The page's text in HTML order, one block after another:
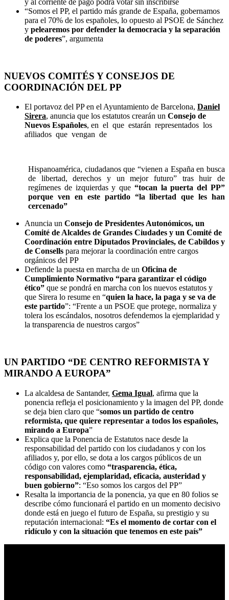
y al corriente de pago podrá votar sin inscribirse
“Somos el PP, el partido más grande de España, gobernamos
para el 70% de los españoles, lo opuesto al PSOE de Sánchez
y pelearemos por defender la democracia y la separación
de poderes”, argumenta
NUEVOS COMITÉS Y CONSEJOS DE
COORDINACIÓN DEL PP
El portavoz del PP en el Ayuntamiento de Barcelona, Daniel
Sirera, anuncia que los estatutos crearán un Consejo de
Nuevos Españoles, en el que estarán representados los
afiliados que vengan de
Hispanoamérica, ciudadanos que “vienen a España en busca
de libertad, derechos y un mejor futuro” tras huir de
regímenes de izquierdas y que “tocan la puerta del PP”
porque ven en este partido “la libertad que les han
cercenado”
Anuncia un Consejo de Presidentes Autonómicos, un
Comité de Alcaldes de Grandes Ciudades y un Comité de
Coordinación entre Diputados Provinciales, de Cabildos y
de Consells para mejorar la coordinación entre cargos
orgánicos del PP
Defiende la puesta en marcha de un Oficina de
Cumplimiento Normativo “para garantizar el código
ético” que se pondrá en marcha con los nuevos estatutos y
que Sirera lo resume en “quien la hace, la paga y se va de
este partido”: “Frente a un PSOE que protege, normaliza y
tolera los escándalos, nosotros defendemos la ejemplaridad y
la transparencia de nuestros cargos”
UN PARTIDO “DE CENTRO REFORMISTA Y
MIRANDO A EUROPA”
La alcaldesa de Santander, Gema Igual, afirma que la
ponencia refleja el posicionamiento y la imagen del PP, donde
se deja bien claro que “somos un partido de centro
reformista, que quiere representar a todos los españoles,
mirando a Europa”
Explica que la Ponencia de Estatutos nace desde la
responsabilidad del partido con los ciudadanos y con los
afiliados y, por ello, se dota a los cargos públicos de un
código con valores como “trasparencia, ética,
responsabilidad, ejemplaridad, eficacia, austeridad y
buen gobierno”: “Eso somos los cargos del PP”
Resalta la importancia de la ponencia, ya que en 80 folios se
describe cómo funcionará el partido en un momento decisivo
donde está en juego el futuro de España, su prestigio y su
reputación internacional: “Es el momento de cortar con el
ridículo y con la situación que tenemos en este país”